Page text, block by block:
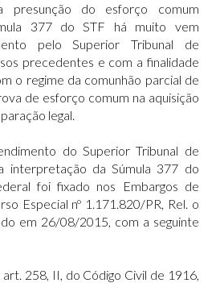
presunção do esforço comum
377 do STF há muito vem
pelo Superior Tribunal de
precedentes e com a finalidade
o regime da comunhão parcial de
de esforço comum na aquisição
legal.
do Superior Tribunal de
interpretação da Súmula 377 do
foi fixado nos Embargos de
Especial nº 1.171.820/PR, Rel. o
em 26/08/2015, com a seguinte
art. 258, II, do Código Civil de 1916,